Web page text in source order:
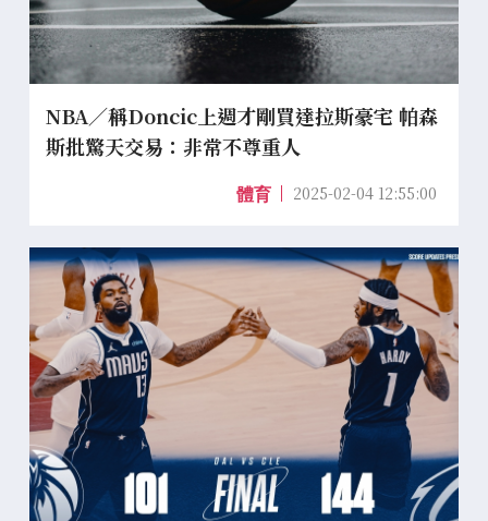
NBA／稱Doncic上週才剛買達拉斯豪宅 帕森
斯批驚天交易：非常不尊重人
體育 2025-02-04 12:55:00